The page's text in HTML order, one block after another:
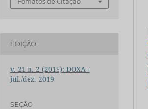
EDIÇÃO
v. 21 n. 2 (2019): DOXA -
jul./dez. 2019
SEÇÃO